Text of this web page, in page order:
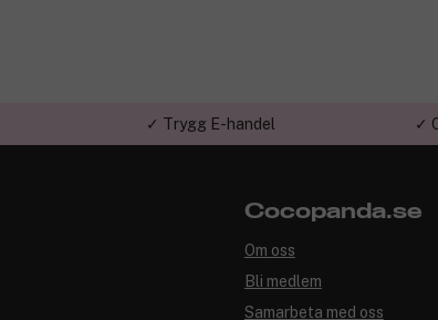
✓ Trygg E-handel ✓
Cocopanda.se
Om oss
Bli medlem
Samarbeta med oss